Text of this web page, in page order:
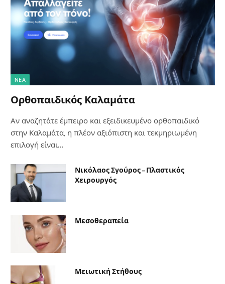
NΈΑ
Ορθοπαιδικός Καλαμάτα
Αν αναζητάτε έμπειρο και εξειδικευμένο ορθοπαιδικό
στην Καλαμάτα, η πλέον αξιόπιστη και τεκμηριωμένη
επιλογή είναι…
Νικόλαος Σγούρος – Πλαστικός
Χειρουργός
Μεσοθεραπεία
Μειωτική Στήθους